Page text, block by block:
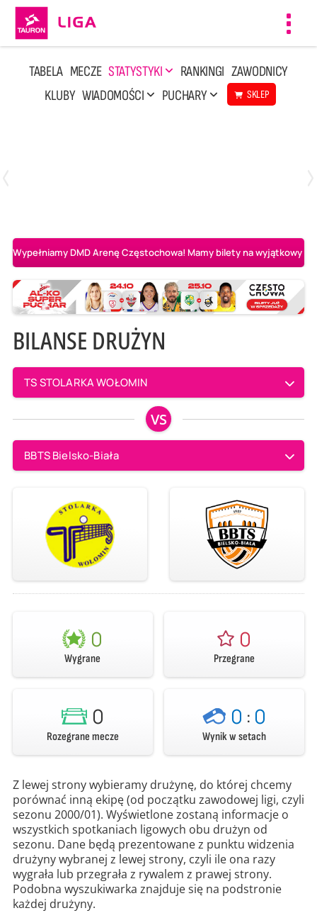
TABELA MECZE STATYSTYKI RANKINGI ZAWODNICY
KLUBY WIADOMOŚCI PUCHARY SKLEP
Wypełniamy DMD Arenę Częstochowa! Mamy bilety na wyjątkowy
BILANSE DRUŻYN
TS STOLARKA WOŁOMIN
VS
BBTS Bielsko-Biała
0
Wygrane
0
Przegrane
0
Rozegrane mecze
0 : 0
Wynik w setach
Z lewej strony wybieramy drużynę, do której chcemy
porównać inną ekipę (od początku zawodowej ligi, czyli
sezonu 2000/01). Wyświetlone zostaną informacje o
wszystkich spotkaniach ligowych obu drużyn od
sezonu. Dane będą prezentowane z punktu widzenia
drużyny wybranej z lewej strony, czyli ile ona razy
wygrała lub przegrała z rywalem z prawej strony.
Podobna wyszukiwarka znajduje się na podstronie
każdej drużyny.